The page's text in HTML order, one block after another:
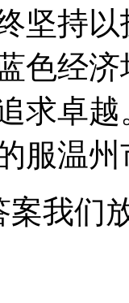
坚持
色经
求卓
服温
案我们